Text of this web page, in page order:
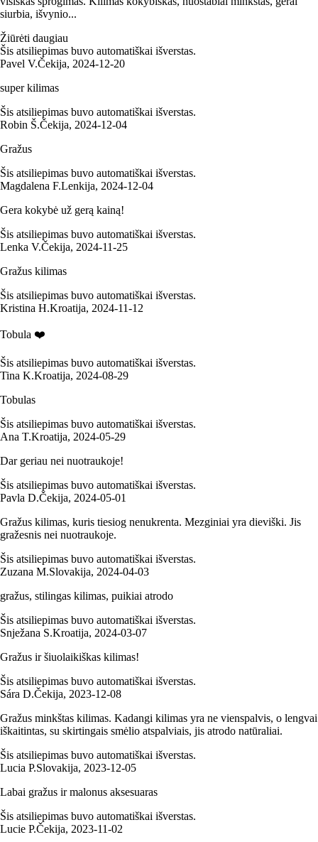
siurbia, išvynio...
Žiūrėti daugiau
Šis atsiliepimas buvo automatiškai išverstas.
Pavel V.Čekija, 2024‑12‑20
super kilimas
Šis atsiliepimas buvo automatiškai išverstas.
Robin Š.Čekija, 2024‑12‑04
Gražus
Šis atsiliepimas buvo automatiškai išverstas.
Magdalena F.Lenkija, 2024‑12‑04
Gera kokybė už gerą kainą!
Šis atsiliepimas buvo automatiškai išverstas.
Lenka V.Čekija, 2024‑11‑25
Gražus kilimas
Šis atsiliepimas buvo automatiškai išverstas.
Kristina H.Kroatija, 2024‑11‑12
Tobula ❤️
Šis atsiliepimas buvo automatiškai išverstas.
Tina K.Kroatija, 2024‑08‑29
Tobulas
Šis atsiliepimas buvo automatiškai išverstas.
Ana T.Kroatija, 2024‑05‑29
Dar geriau nei nuotraukoje!
Šis atsiliepimas buvo automatiškai išverstas.
Pavla D.Čekija, 2024‑05‑01
Gražus kilimas, kuris tiesiog nenukrenta. Mezginiai yra dieviški. Jis
gražesnis nei nuotraukoje.
Šis atsiliepimas buvo automatiškai išverstas.
Zuzana M.Slovakija, 2024‑04‑03
gražus, stilingas kilimas, puikiai atrodo
Šis atsiliepimas buvo automatiškai išverstas.
Snježana S.Kroatija, 2024‑03‑07
Gražus ir šiuolaikiškas kilimas!
Šis atsiliepimas buvo automatiškai išverstas.
Sára D.Čekija, 2023‑12‑08
Gražus minkštas kilimas. Kadangi kilimas yra ne vienspalvis, o lengvai
iškaitintas, su skirtingais smėlio atspalviais, jis atrodo natūraliai.
Šis atsiliepimas buvo automatiškai išverstas.
Lucia P.Slovakija, 2023‑12‑05
Labai gražus ir malonus aksesuaras
Šis atsiliepimas buvo automatiškai išverstas.
Lucie P.Čekija, 2023‑11‑02